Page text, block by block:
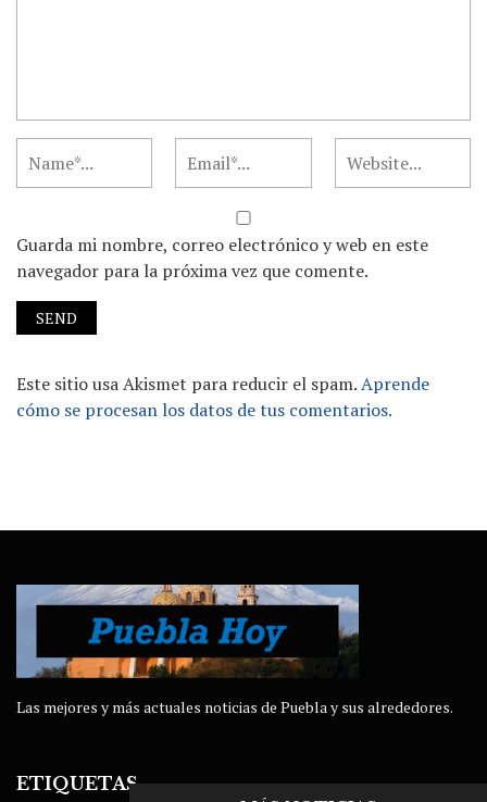
Guarda mi nombre, correo electrónico y web en este
navegador para la próxima vez que comente.
Este sitio usa Akismet para reducir el spam.Aprende
cómo se procesan los datos de tus comentarios.
Las mejores y más actuales noticias de Puebla y sus alrededores.
ETIQUETAS